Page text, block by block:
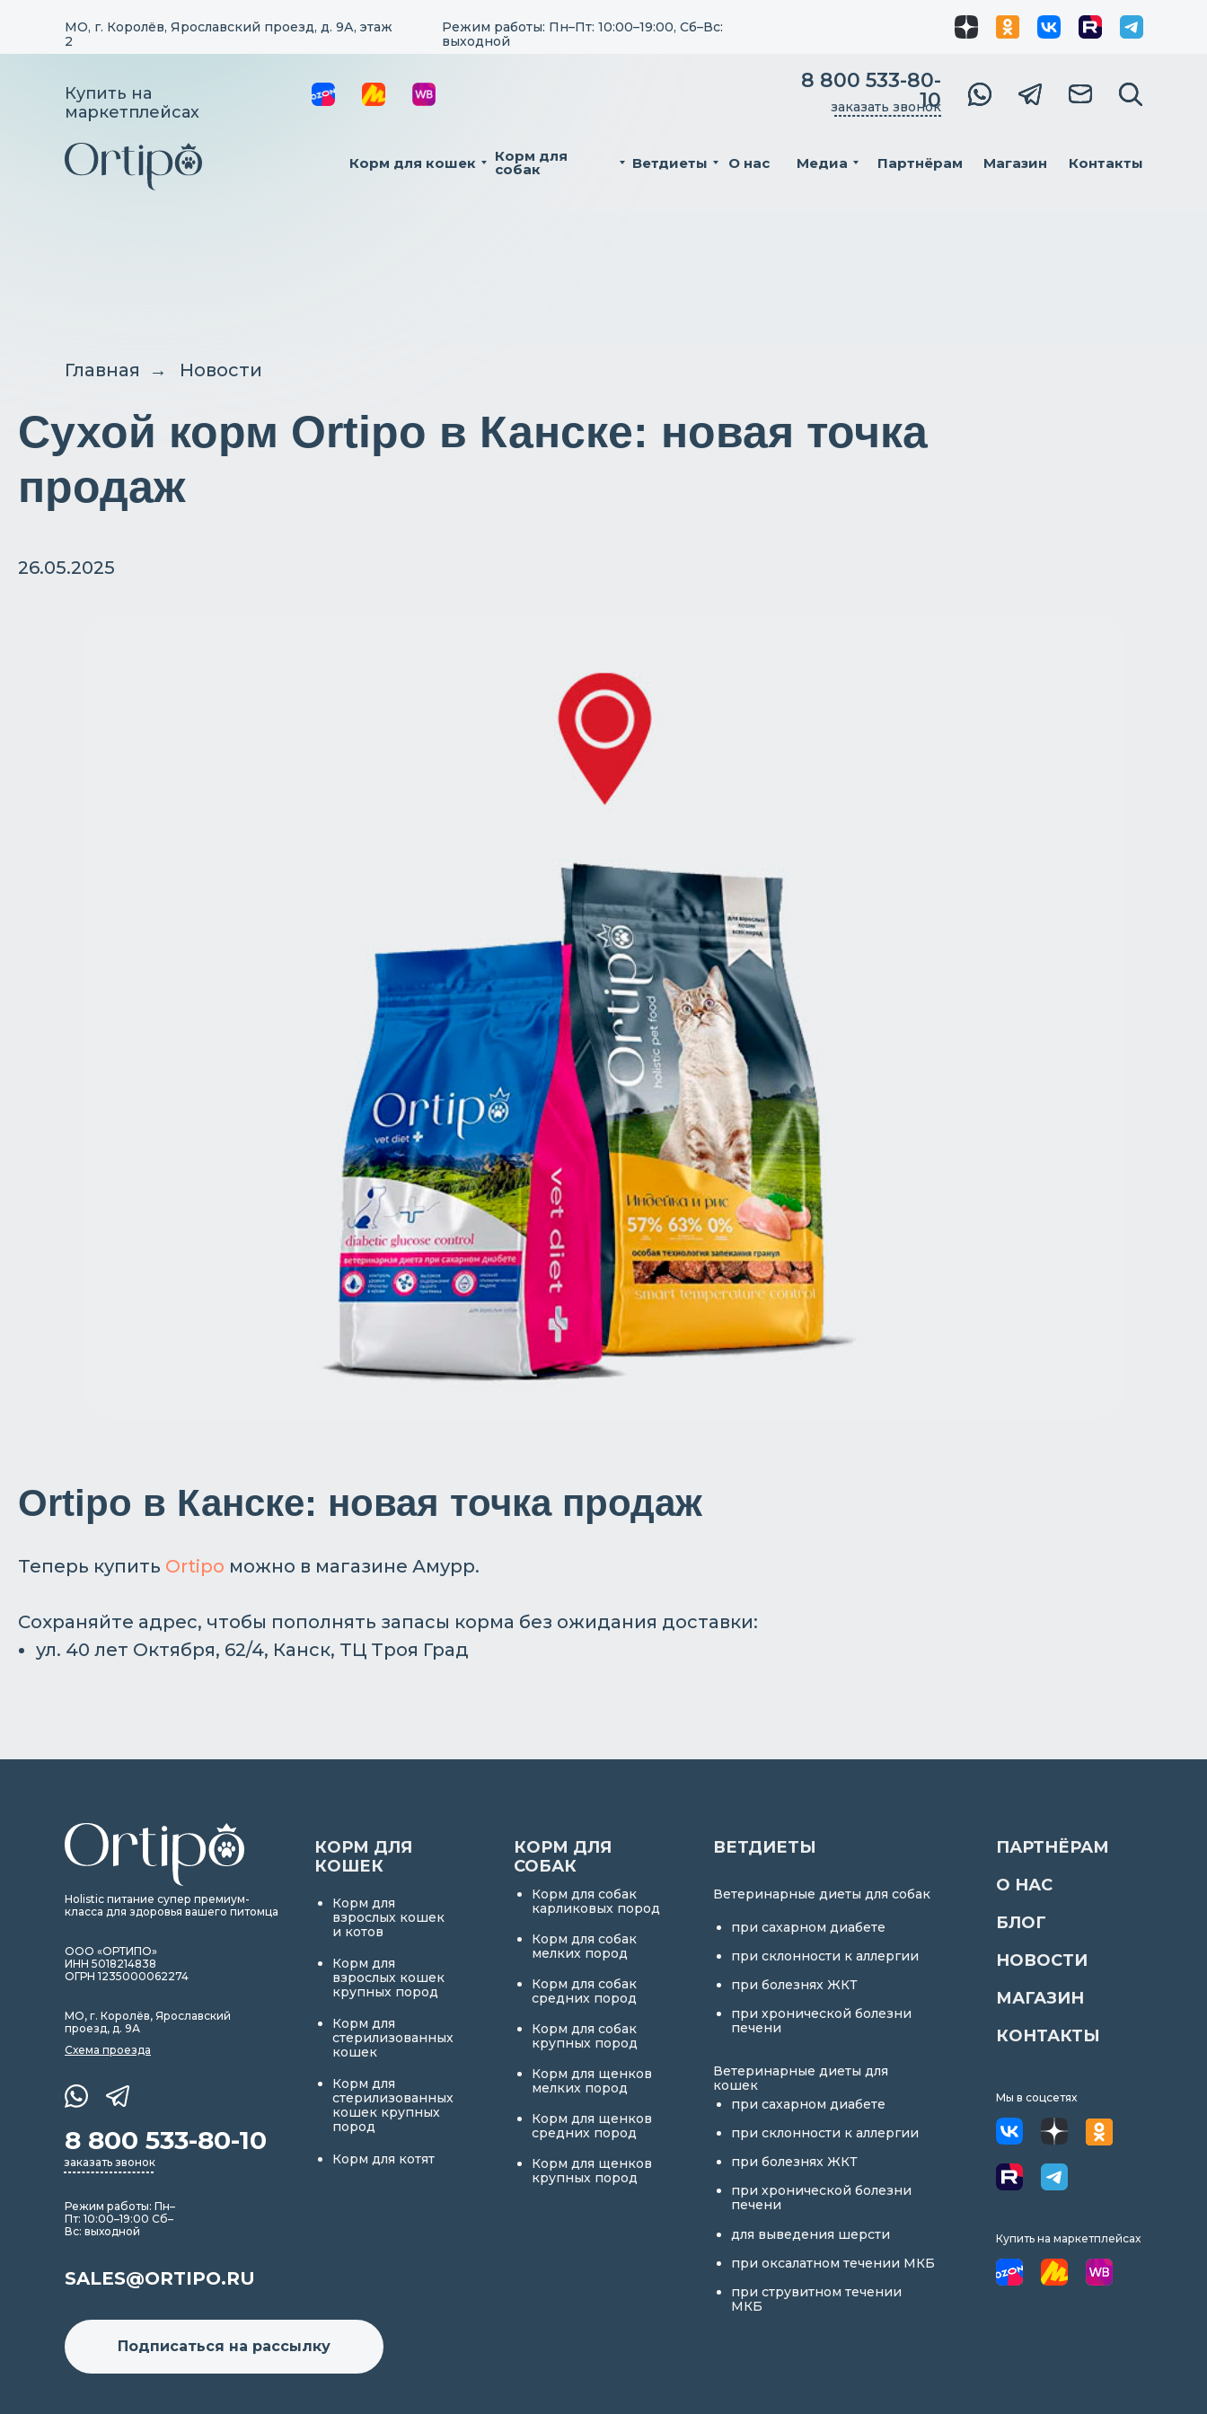
МО, г. Королёв, Ярославский проезд, д. 9А, этаж
2
Режим работы: Пн–Пт: 10:00–19:00, Сб–Вс:
выходной
Купить на
маркетплейсах
8 800 533-80-
10
заказать звонок
Корм для кошек Корм для
собак Ветдиеты О нас Медиа Партнёрам Магазин Контакты
Главная → Новости
Сухой корм Ortipo в Канске: новая точка
продаж
26.05.2025
Ortipo в Канске: новая точка продаж
Теперь купить Ortipo можно в магазине Амурр.
Сохраняйте адрес, чтобы пополнять запасы корма без ожидания доставки:
ул. 40 лет Октября, 62/4, Канск, ТЦ Троя Град
заказать звонок
Holistic питание супер премиум-
класса для здоровья вашего питомца
ООО «ОРТИПО»
ИНН 5018214838
ОГРН 1235000062274
Режим работы: Пн–
Пт: 10:00–19:00 Сб–
Вс: выходной
МО, г. Королёв, Ярославский
проезд, д. 9А
Схема проезда
8 800 533-80-10
SALES@ORTIPO.RU
Подписаться на рассылку
КОРМ ДЛЯ
КОШЕК
Корм для
взрослых кошек
крупных пород
Корм для
взрослых кошек
и котов
Корм для
стерилизованных
кошек
Корм для
стерилизованных
кошек крупных
пород
Корм для котят
КОРМ ДЛЯ
СОБАК
Корм для собак
мелких пород
Корм для собак
карликовых пород
Корм для собак
средних пород
Корм для собак
крупных пород
Корм для щенков
мелких пород
Корм для щенков
средних пород
Корм для щенков
крупных пород
ПАРТНЁРАМ
НОВОСТИ
МАГАЗИН
КОНТАКТЫ
О НАС
БЛОГ
ВЕТДИЕТЫ
при хронической болезни
печени
при болезнях ЖКТ
при склонности к аллергии
при сахарном диабете
при сахарном диабете
при склонности к аллергии
при болезнях ЖКТ
при хронической болезни
печени
для выведения шерсти
при оксалатном течении МКБ
при струвитном течении
МКБ
Ветеринарные диеты для собак
Ветеринарные диеты для
кошек
Купить на маркетплейсах
Мы в соцсетях